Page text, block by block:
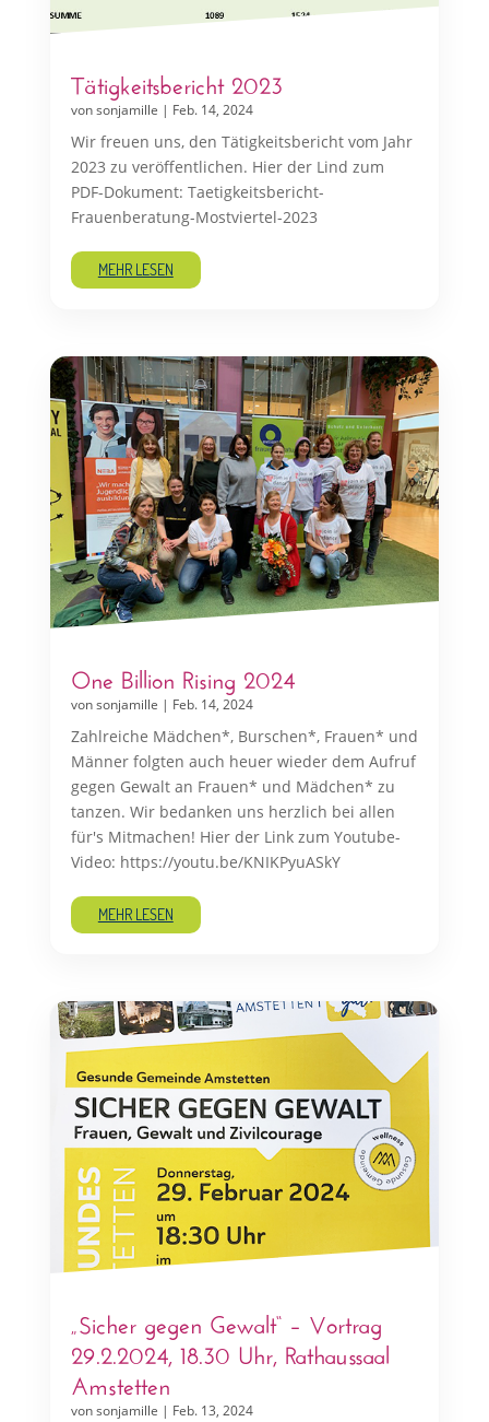
Tätigkeitsbericht 2023
vonsonjamille | Feb. 14, 2024
Wir freuen uns, den Tätigkeitsbericht vom Jahr
2023 zu veröffentlichen. Hier der Lind zum
PDF-Dokument: Taetigkeitsbericht-
Frauenberatung-Mostviertel-2023
MEHR LESEN
One Billion Rising 2024
vonsonjamille | Feb. 14, 2024
Zahlreiche Mädchen*, Burschen*, Frauen* und
Männer folgten auch heuer wieder dem Aufruf
gegen Gewalt an Frauen* und Mädchen* zu
tanzen. Wir bedanken uns herzlich bei allen
für's Mitmachen! Hier der Link zum Youtube-
Video: https://youtu.be/KNIKPyuASkY
MEHR LESEN
„Sicher gegen Gewalt“ – Vortrag
29.2.2024, 18.30 Uhr, Rathaussaal
Amstetten
vonsonjamille | Feb. 13, 2024